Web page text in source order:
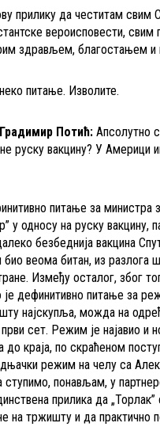
прилику да честитам
вероисповести,
здрављем, благостањем и
питање. Изволите.
Потић: Апсолутно
руску вакцину? У
питање за министра
у односу на руску
безбеднија вакцина
био веома битан, из
Између осталог, због
дефинитивно питање за
најскупља, можда на
сет. Режим је најавио и
до краја, по скраћеном
режим на челу са
ступимо, понављам, у
прилика да
на тржишту и да практично